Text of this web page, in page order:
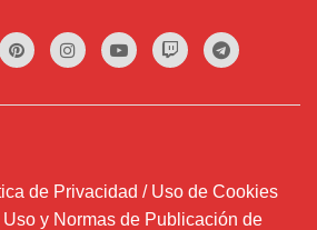
de Privacidad / Uso de Cookies
y Normas de Publicación de